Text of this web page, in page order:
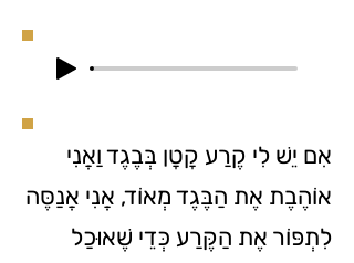
אִם יֵשׁ לִי קֶרַע קָטָן בְּבֶגֶד וַאֲנִי
אוֹהֶבֶת אֶת הַבֶּגֶד מְאוֹד, אֲנִי אֲנַסֶּה
לִתְפּוֹר אֶת הַקֶּרַע כְּדֵי שֶׁאוּכַל